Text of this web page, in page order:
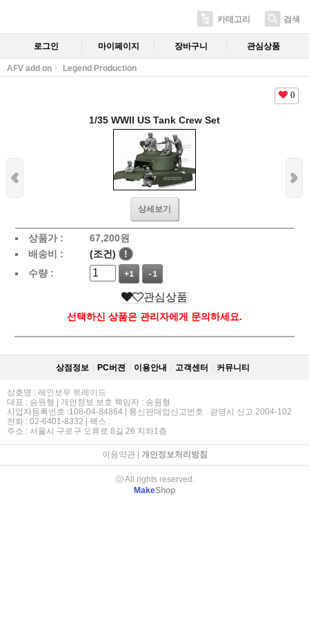
카테고리 검색
로그인 마이페이지 장바구니 관심상품
AFV add on Legend Production
0
1/35 WWII US Tank Crew Set
상세보기
상품가 : 67,200원
배송비 :
(조건)
!
수량 :
+1 -1
관심상품
선택하신 상품은 관리자에게 문의하세요.
상점정보 PC버젼 이용안내 고객센터 커뮤니티
상호명 : 레인보우 트레이드
대표 : 송원형 | 개인정보 보호 책임자 : 송원형
사업자등록번호 :108-04-84864 | 통신판매업신고번호 : 광명시 신고 2004-102
전화 : 02-6401-8332 | 팩스 :
주소 : 서울시 구로구 오류로 8길 26 지하1층
이용약관| 개인정보처리방침
ⓒ All rights reserved.
MakeShop